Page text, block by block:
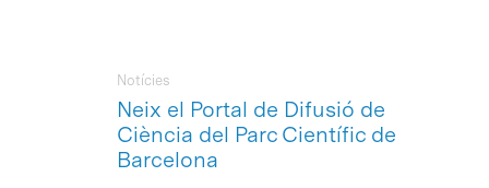
Neix el Portal de Difusió de
Ciència del Parc Científic de
Barcelona
Notícies